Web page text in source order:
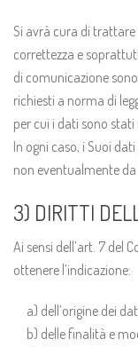
Si avrà cura di
correttezza e
di comunicazione
richiesti a norma di
per cui i dati sono
In ogni caso, i Suoi
non eventualmente
3) DIRITTI
Ai sensi dell’art. 7 del
ottenere l’indicazione:
a) dell’origine dei
b) delle finalità e